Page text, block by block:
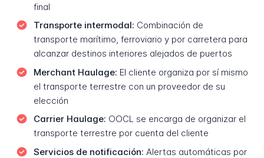
final
Transporte intermodal: Combinación de
transporte marítimo, ferroviario y por carretera para
alcanzar destinos interiores alejados de puertos
Merchant Haulage: El cliente organiza por sí mismo
el transporte terrestre con un proveedor de su
elección
Carrier Haulage: OOCL se encarga de organizar el
transporte terrestre por cuenta del cliente
Servicios de notificación: Alertas automáticas por